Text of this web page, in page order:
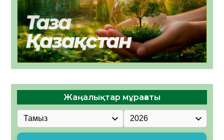
Жаңалықтар мұрағаты